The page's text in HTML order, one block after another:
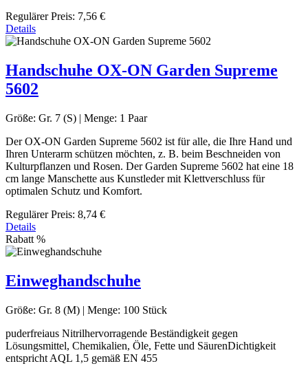
Regulärer Preis: 7,56 €
Details
Handschuhe OX-ON Garden Supreme
5602
Größe: Gr. 7 (S) | Menge: 1 Paar
Der OX-ON Garden Supreme 5602 ist für alle, die Ihre Hand und
Ihren Unterarm schützen möchten, z. B. beim Beschneiden von
Kulturpflanzen und Rosen. Der Garden Supreme 5602 hat eine 18
cm lange Manschette aus Kunstleder mit Klettverschluss für
optimalen Schutz und Komfort.
Regulärer Preis: 8,74 €
Details
Rabatt %
Einweghandschuhe
Größe: Gr. 8 (M) | Menge: 100 Stück
puderfreiaus Nitrilhervorragende Beständigkeit gegen
Lösungsmittel, Chemikalien, Öle, Fette und SäurenDichtigkeit
entspricht AQL 1,5 gemäß EN 455